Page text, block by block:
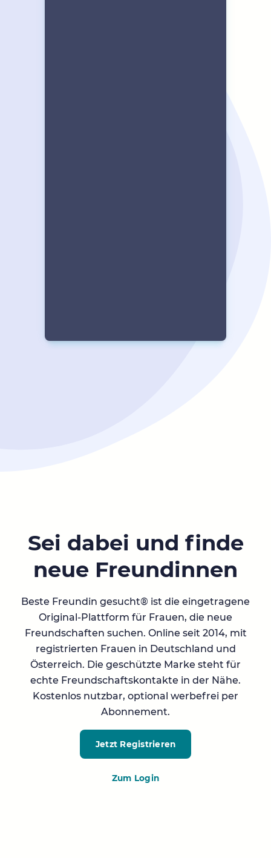
Sei dabei und finde
neue Freundinnen
Beste Freundin gesucht® ist die eingetragene
Original-Plattform für Frauen, die neue
Freundschaften suchen. Online seit 2014, mit
registrierten Frauen in Deutschland und
Österreich. Die geschützte Marke steht für
echte Freundschaftskontakte in der Nähe.
Kostenlos nutzbar, optional werbefrei per
Abonnement.
Jetzt Registrieren
Zum Login